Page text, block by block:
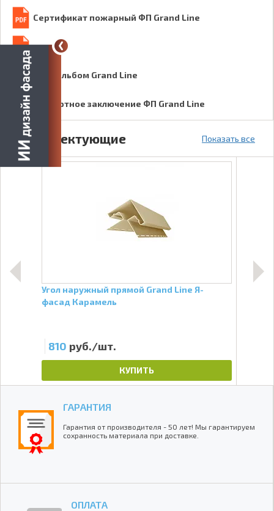
Сертификат пожарный ФП Grand Line
Фотоальбом Grand Line
Экспертное заключение ФП Grand Line
Комплектующие Показать все
Угол наружный прямой Grand Line Я-
фасад Карамель
810 руб./шт.
КУПИТЬ
ГАРАНТИЯ
Гарантия от производителя - 50 лет! Мы гарантируем
сохранность материала при доставке.
ОПЛАТА